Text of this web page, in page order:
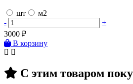
шт
м2
-
+
3000 ₽
В корзину
С этим товаром